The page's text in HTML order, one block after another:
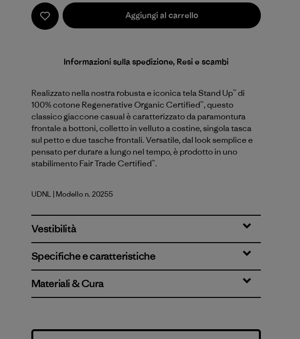
Aggiungi al carrello
Informazioni sulla spedizione, Resi e scambi
Realizzato nella nostra robusta e iconica tela Stand Up™ di
100% cotone Regenerative Organic Certified™, questo
classico giaccone casual è caratterizzato da paramontura
frontale a bottoni, colletto in velluto a costine, singola tasca
sul petto e due tasche frontali. Versatile, dal look semplice e
pensato per durare a lungo nel tempo, è prodotto in uno
stabilimento Fair Trade Certified™.
Undyed Natural
UDNL | Modello n. 20255
Vestibilità
Specifiche e caratteristiche
Materiali & Cura